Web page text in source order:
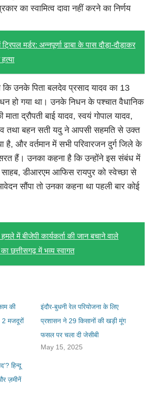
का स्वामित्व दावा नहीं करने का निर्णय
मर्डर: अन्नपूर्णा ढाबा के पास दौड़ा-दौड़ाकर
कि उनके पिता बलदेव प्रसाद यादव का 13
हो गया था। उनके निधन के पश्चात वैधानिक
द्रौपती बाई यादव, स्वयं गोपाल यादव,
तथा बहन सती यदु ने आपसी सहमति से उक्त
है, और वर्तमान में सभी परिवारजन दुर्ग जिले के
हैं। उनका कहना है कि उन्होंने इस संबंध में
साहब, डीआरएम आफिस रायपुर को स्वेच्छा से
सौंपा तो उनका कहना था पहली बार कोई
में बीजेपी कार्यकर्ता की जान बचाने वाले
छत्तीसगढ़ में भव्य स्वागत
की
2 मजदूरों
इंदौर-बुधनी रेल परियोजना के लिए
प्रशासन ने 29 किसानों की खड़ी मूंग
फसल पर चला दी जेसीबी
May 15, 2025
हिन्दू
ज़मीनें